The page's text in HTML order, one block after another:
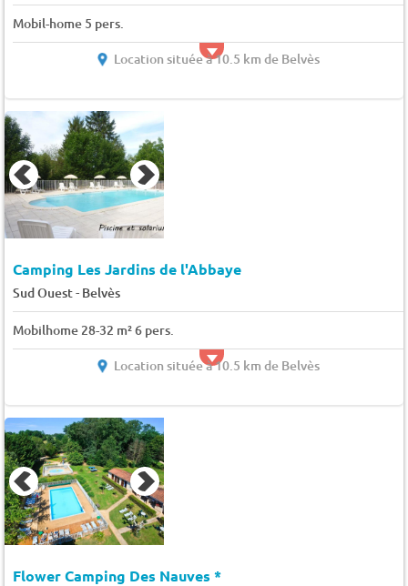
Mobil-home 5 pers.
Location située à 10.5 km de Belvès
Camping Les Jardins de l'Abbaye
Sud Ouest- Belvès
Mobilhome 28-32 m² 6 pers.
Location située à 10.5 km de Belvès
Flower Camping Des Nauves *